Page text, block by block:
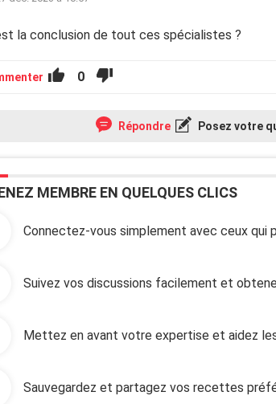
la conclusion de tout ces spécialistes ?
0
Répondre Posez votre
MEMBRE EN QUELQUES CLICS
Connectez-vous simplement avec ceux qui
Suivez vos discussions facilement et
Mettez en avant votre expertise et aidez
Sauvegardez et partagez vos recettes